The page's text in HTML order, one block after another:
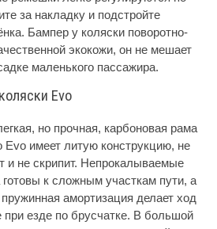
за накладку и подстройте
Бампер у коляски поворотно-
экокожи, он не мешает
маленького пассажира.
Evo
но прочная, карбоновая рама
Evo имеет литую конструкцию, не
и не скрипит. Непрокалываемые
готовы к сложным участкам пути, а
пружинная амортизация делает ход
езде по брусчатке. В большой